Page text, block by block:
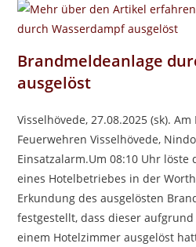
Brandmeldeanlage
ausgelöst
Visselhövede, 27.08.2025 (sk).
Feuerwehren Visselhövede,
Einsatzalarm.Um 08:10 Uhr löste
eines Hotelbetriebes in der
Erkundung des ausgelösten
festgestellt, dass dieser
einem Hotelzimmer ausgelöst